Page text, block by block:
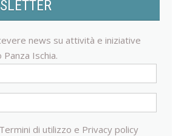
news su attività e iniziative
Ischia.
Termini di utilizzo e Privacy policy